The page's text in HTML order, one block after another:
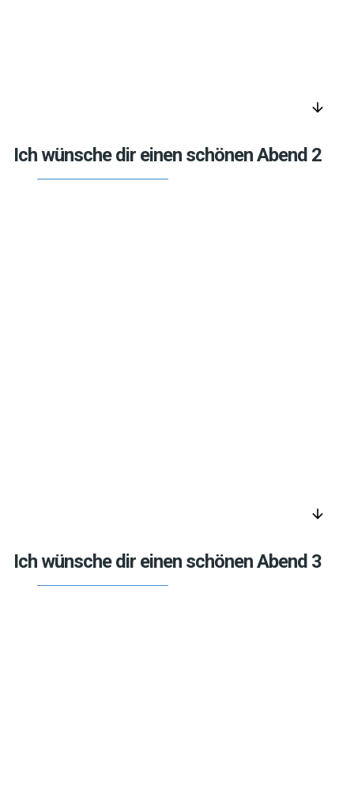
arrow_downward
Ich wünsche dir einen schönen Abend 2
arrow_downward
Ich wünsche dir einen schönen Abend 3